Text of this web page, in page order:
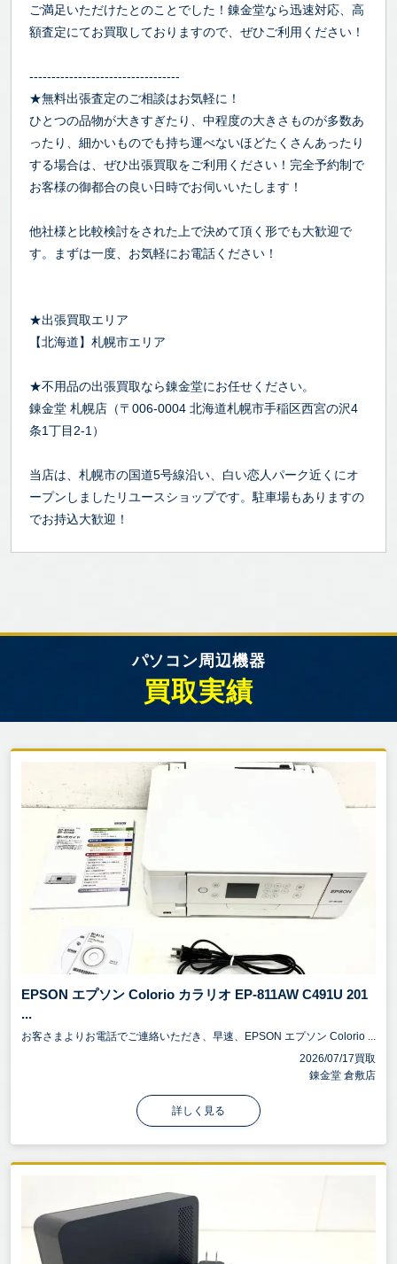
ご満足いただけたとのことでした！錬金堂なら迅速対応、高
額査定にてお買取しておりますので、ぜひご利用ください！
----------------------------------
★無料出張査定のご相談はお気軽に！
ひとつの品物が大きすぎたり、中程度の大きさものが多数あ
ったり、細かいものでも持ち運べないほどたくさんあったり
する場合は、ぜひ出張買取をご利用ください！完全予約制で
お客様の御都合の良い日時でお伺いいたします！
他社様と比較検討をされた上で決めて頂く形でも大歓迎で
す。まずは一度、お気軽にお電話ください！
★出張買取エリア
【北海道】札幌市エリア
★不用品の出張買取なら錬金堂にお任せください。
錬金堂 札幌店（〒006-0004 北海道札幌市手稲区西宮の沢4
条1丁目2-1）
当店は、札幌市の国道5号線沿い、白い恋人パーク近くにオ
ープンしましたリユースショップです。駐車場もありますの
でお持込大歓迎！
パソコン周辺機器
買取実績
EPSON エプソン Colorio カラリオ EP-811AW C491U 201
...
お客さまよりお電話でご連絡いただき、早速、EPSON エプソン Colorio ...
2026/07/17買取
錬金堂 倉敷店
詳しく見る